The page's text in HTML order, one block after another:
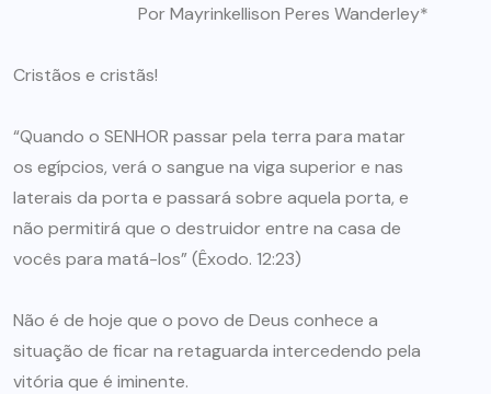
Por Mayrinkellison Peres Wanderley*
Cristãos e cristãs!
“Quando o SENHOR passar pela terra para matar
os egípcios, verá o sangue na viga superior e nas
laterais da porta e passará sobre aquela porta, e
não permitirá que o destruidor entre na casa de
vocês para matá-los” (Êxodo. 12:23)
Não é de hoje que o povo de Deus conhece a
situação de ficar na retaguarda intercedendo pela
vitória que é iminente.